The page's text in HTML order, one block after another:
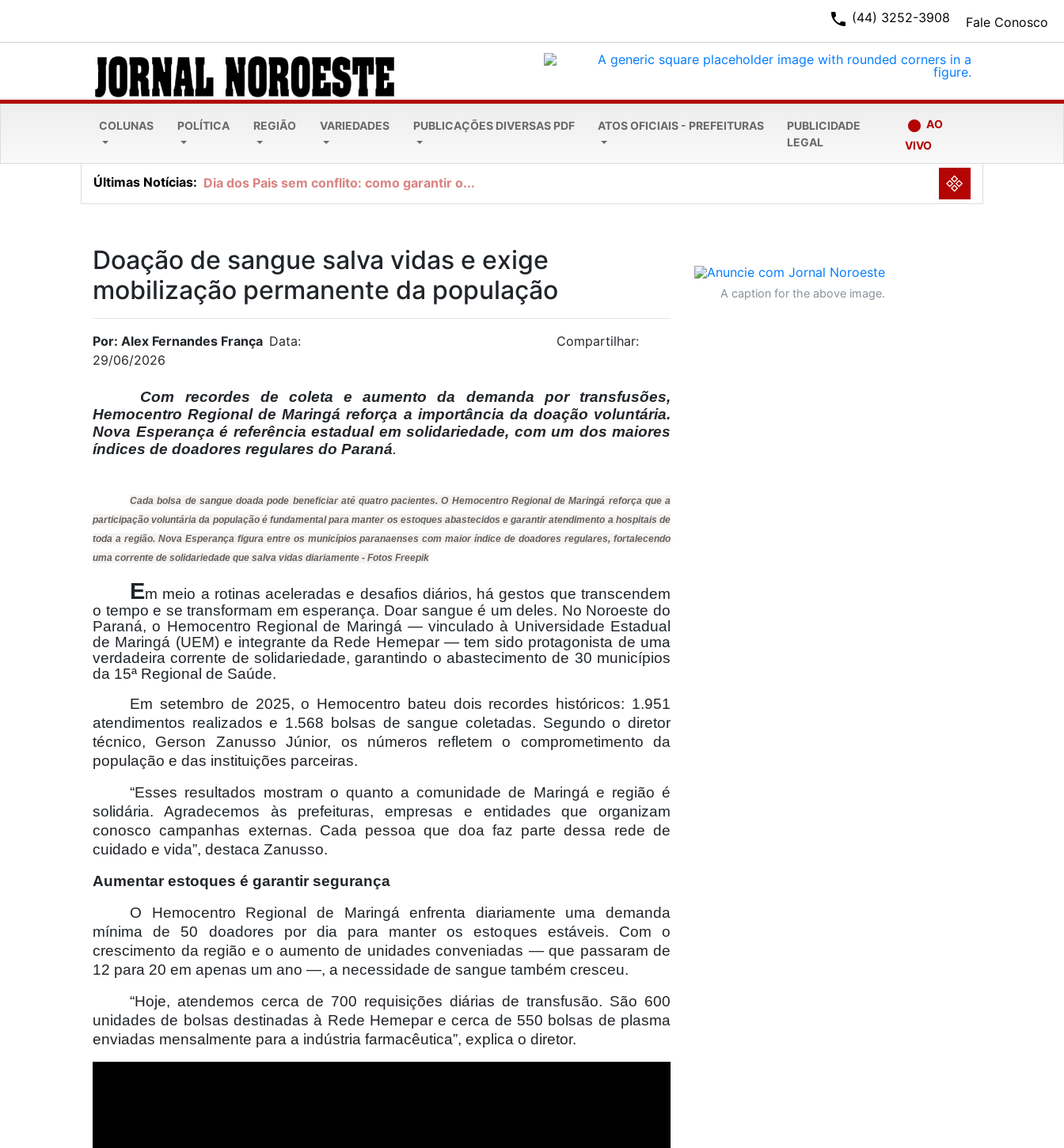
Fale Conosco
phone (44) 3252-3908
COLUNAS POLÍTICA REGIÃO VARIEDADES PUBLICAÇÕES DIVERSAS PDF ATOS OFICIAIS - PREFEITURAS
PUBLICIDADE
LEGAL
fiber_manual_record AO
VIVO
Últimas Notícias: Dia dos Pais sem conflito: como garantir o... NULL
Doação de sangue salva vidas e exige
mobilização permanente da população
Por: Alex Fernandes França Data:
29/06/2026
Compartilhar:
Com recordes de coleta e aumento da demanda por transfusões,
Hemocentro Regional de Maringá reforça a importância da doação voluntária.
Nova Esperança é referência estadual em solidariedade, com um dos maiores
índices de doadores regulares do Paraná.
Cada bolsa de sangue doada pode beneficiar até quatro pacientes. O Hemocentro Regional de Maringá reforça que a
participação voluntária da população é fundamental para manter os estoques abastecidos e garantir atendimento a hospitais de
toda a região. Nova Esperança figura entre os municípios paranaenses com maior índice de doadores regulares, fortalecendo
uma corrente de solidariedade que salva vidas diariamente - Fotos Freepik
Em meio a rotinas aceleradas e desafios diários, há gestos que transcendem
o tempo e se transformam em esperança. Doar sangue é um deles. No Noroeste do
Paraná, o Hemocentro Regional de Maringá — vinculado à Universidade Estadual
de Maringá (UEM) e integrante da Rede Hemepar — tem sido protagonista de uma
verdadeira corrente de solidariedade, garantindo o abastecimento de 30 municípios
da 15ª Regional de Saúde.
Em setembro de 2025, o Hemocentro bateu dois recordes históricos: 1.951
atendimentos realizados e 1.568 bolsas de sangue coletadas. Segundo o diretor
técnico, Gerson Zanusso Júnior, os números refletem o comprometimento da
população e das instituições parceiras.
“Esses resultados mostram o quanto a comunidade de Maringá e região é
solidária. Agradecemos às prefeituras, empresas e entidades que organizam
conosco campanhas externas. Cada pessoa que doa faz parte dessa rede de
cuidado e vida”, destaca Zanusso.
Aumentar estoques é garantir segurança
O Hemocentro Regional de Maringá enfrenta diariamente uma demanda
mínima de 50 doadores por dia para manter os estoques estáveis. Com o
crescimento da região e o aumento de unidades conveniadas — que passaram de
12 para 20 em apenas um ano —, a necessidade de sangue também cresceu.
“Hoje, atendemos cerca de 700 requisições diárias de transfusão. São 600
unidades de bolsas destinadas à Rede Hemepar e cerca de 550 bolsas de plasma
enviadas mensalmente para a indústria farmacêutica”, explica o diretor.
A caption for the above image.